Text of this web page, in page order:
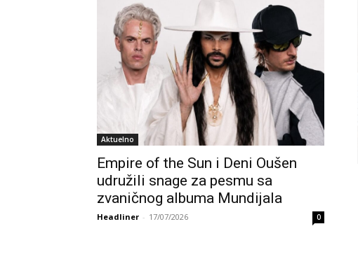
Aktuelno
Empire of the Sun i Deni Oušen
udružili snage za pesmu sa
zvaničnog albuma Mundijala
Headliner - 17/07/2026 0